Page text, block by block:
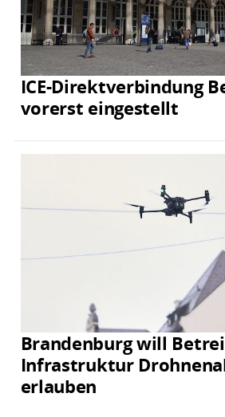
ICE-Direktverbindung
vorerst eingestellt
Brandenburg will
Infrastruktur
erlauben